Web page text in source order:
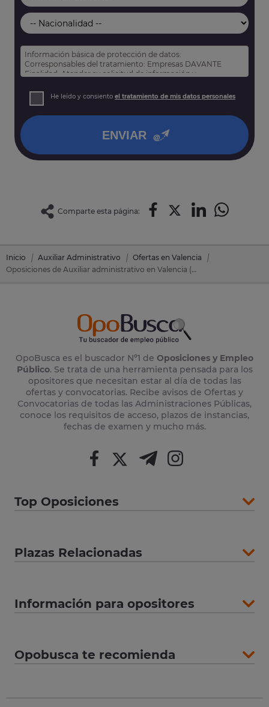
Información básica de protección de datos:
Corresponsables del tratamiento: Empresas DAVANTE
Finalidad: Atender su solicitud de información y
Derechos: Puede acceder, rectificar y suprimir sus datos,
así como otros derechos tal y como se explica en nuestra
He leído y consiento el tratamiento de mis datos personales
ENVIAR
Comparte esta página:
Inicio Auxiliar Administrativo
Ofertas en Valencia
Oposiciones de Auxiliar administrativo en Valencia (Valencia)
OpoBusca es el buscador Nº1 de Oposiciones y Empleo
Público. Se trata de una herramienta pensada para los
opositores que necesitan estar al día de todas las
ofertas y convocatorias. Recibe avisos de Ofertas y
Convocatorias de todas las Administraciones Públicas,
conoce los requisitos de acceso, plazos de instancias,
fechas de examen y mucho más.
Top Oposiciones
Plazas Relacionadas
Información para opositores
Opobusca te recomienda